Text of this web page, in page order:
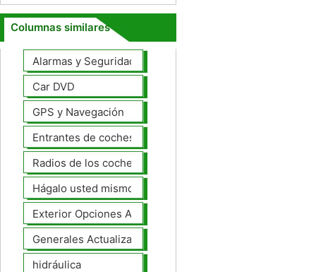
Columnas similares
Alarmas y Seguridad
Car DVD
GPS y Navegación
Entrantes de coches
Radios de los coches
Hágalo usted mismo Mejoras Auto
Exterior Opciones Aftermarket
Generales Actualizaciones Auto
hidráulica